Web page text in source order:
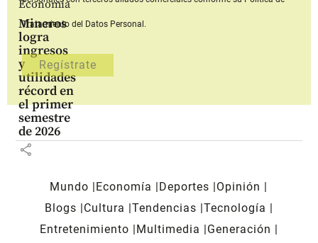
Economía
Mineros
logra
ingresos
y
utilidades
récord en
el primer
semestre
de 2026
share
Tratamiento del Datos Personal.
Mundo Economía Deportes
Opinión
Blogs
Cultura Tendencias Tecnología
Entretenimiento
Multimedia
Generación